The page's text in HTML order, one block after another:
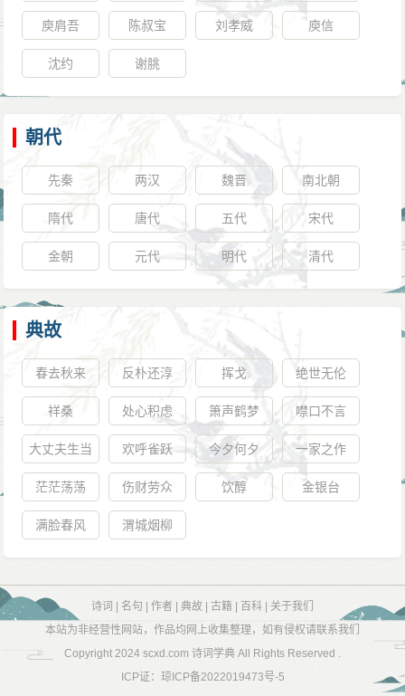
另一首云：
“无拳无勇，无饷无兵。联络山海，矢助中兴。天命
不佑，祸患是婴。千秋而下，鉴此孤贞！”
写毕，一头扎进池水中以图一死报国，谁料却被追
兵拉起，他仰天大笑：“我就是陈兵科陈邦彦！”陈邦彦被
押到广州后，佟养甲派医生为他治伤，送上佳肴想劝
降，可是邦彦拒绝了，他以文天祥为榜样，写了《狱中
步文丞相韵》诗，谓“泉路若逢文相国，不知双眼可谁
青？”在狱中绝食五日。1647年（永历元年）9月28日，
佟养甲眼见劝降无望，于是下令将邦彦押往四牌楼（故
址在今解放南路）杀害。
临刑时，邦彦慷慨写下《狱中五日不食临命歌》：
“天造兮多艰，臣之江也浒。书生漫谈兵，时哉不我与。
我后兮何之？我躬兮独苦。崖山多忠魂，先后照千古！”
歌罢，从容就义。死后，永历帝赠邦彦兵部尚书，谥忠
愍，廕子锦衣指挥（见《明史》）。后人慕其忠烈，将
他与陈子壮、张家玉尊称为“岭南三忠”，并以他为首。
庾肩吾 陈叔宝 刘孝威 庾信
沈约 谢朓
朝代
先秦 两汉 魏晋 南北朝
隋代 唐代 五代 宋代
金朝 元代 明代 清代
典故
春去秋来 反朴还淳 挥戈 绝世无伦
祥桑 处心积虑 箫声鹤梦 噤口不言
大丈夫生当
封侯，死当
庙食
欢呼雀跃 今夕何夕 一家之作
茫茫荡荡 伤财劳众 饮醇 金银台
满脸春风 渭城烟柳
诗词 名句 作者 典故 古籍 百科
关于我们
本站为非经营性网站，作品均网上收集整理，如有侵权请联系我们
Copyright 2024 scxd.com 诗词学典 All Rights Reserved .
ICP证： 琼ICP备2022019473号-5